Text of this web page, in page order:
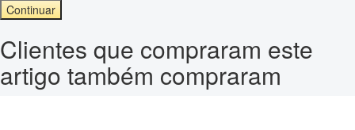
Continuar
Clientes que compraram este
artigo também compraram